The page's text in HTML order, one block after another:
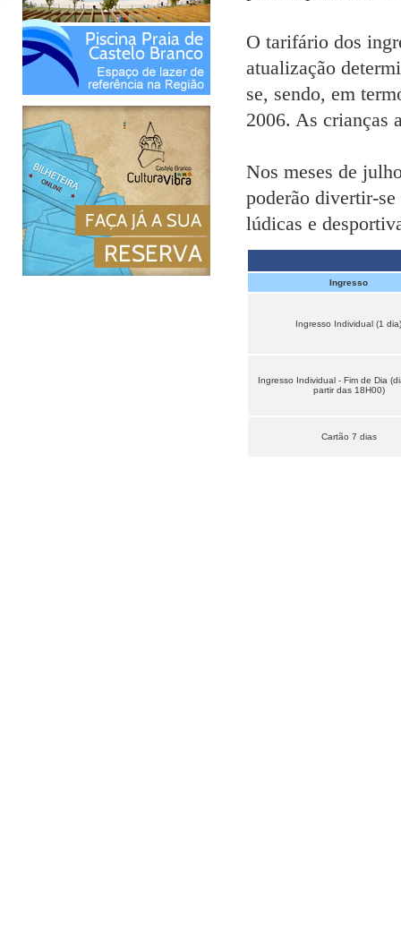
O tarifário dos
atualização
se, sendo, em
2006. As crianças
Nos meses de
poderão divertir-
lúdicas e
Ingresso
Ingresso Individual (1 dia)
Ingresso Individual - Fim de Dia
partir das 18H00)
Cartão 7 dias